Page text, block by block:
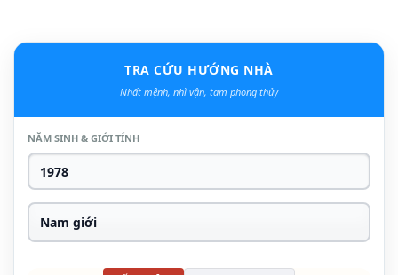
TRA CỨU HƯỚNG NHÀ
Nhất mệnh, nhì vận, tam phong thủy
NĂM SINH & GIỚI TÍNH